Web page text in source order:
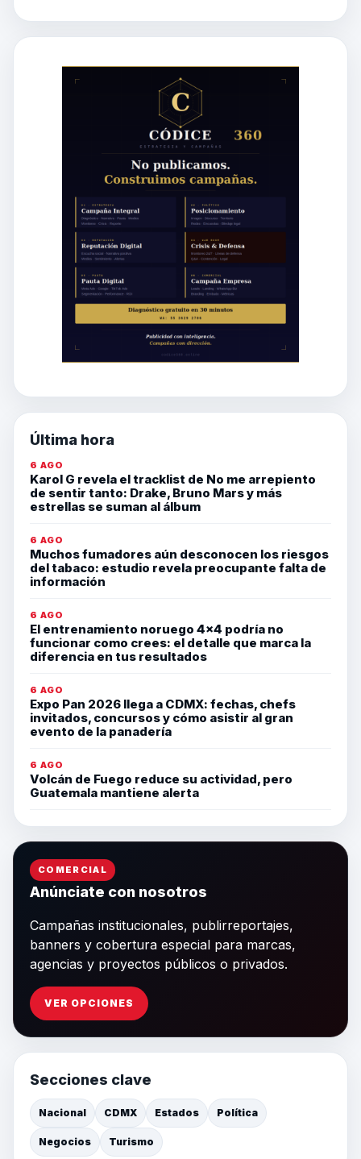
Última hora
6 AGO
Karol G revela el tracklist de No me arrepiento
de sentir tanto: Drake, Bruno Mars y más
estrellas se suman al álbum
6 AGO
Muchos fumadores aún desconocen los riesgos
del tabaco: estudio revela preocupante falta de
información
6 AGO
El entrenamiento noruego 4×4 podría no
funcionar como crees: el detalle que marca la
diferencia en tus resultados
6 AGO
Expo Pan 2026 llega a CDMX: fechas, chefs
invitados, concursos y cómo asistir al gran
evento de la panadería
6 AGO
Volcán de Fuego reduce su actividad, pero
Guatemala mantiene alerta
COMERCIAL
Anúnciate con nosotros
Campañas institucionales, publirreportajes,
banners y cobertura especial para marcas,
agencias y proyectos públicos o privados.
VER OPCIONES
Secciones clave
Nacional CDMX Estados Política
Negocios Turismo